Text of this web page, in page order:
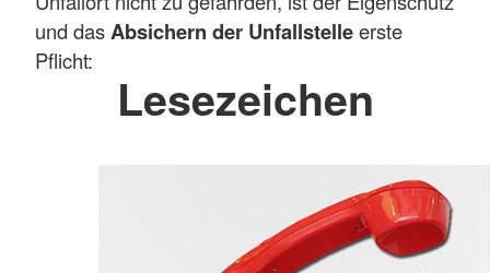
und dasAbsichern der Unfallstelleerste
Pflicht:
Lesezeichen